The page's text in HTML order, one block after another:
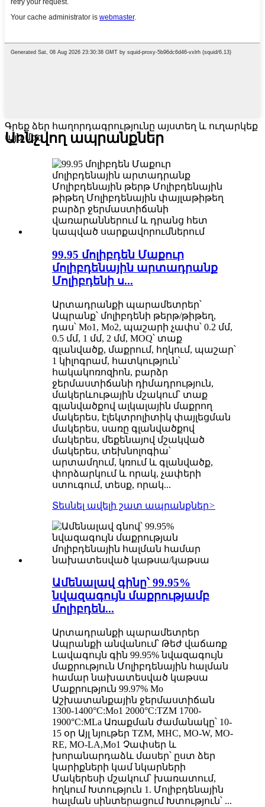
Գրեք ձեր հաղորդագրությունը այստեղ և ուղարկեք
այն մեզ
Առնչվող ապրանքներ
99.95 մոլիբդեն Մաքուր
մոլիբդենային արտադրանք
Մոլիբդենի ս...
Արտադրանքի պարամետրեր՝
Ապրանք՝ մոլիբդենի թերթ/թիթեղ,
դաս՝ Mo1, Mo2, պաշարի չափս՝ 0.2 մմ,
0.5 մմ, 1 մմ, 2 մմ, MOQ՝ տաք
գլանվածք, մաքրում, հղկում, պաշար՝
1 կիլոգրամ, հատկություն՝
հակակոռոզիոն, բարձր
ջերմաստիճանի դիմադրություն,
մակերևութային մշակում՝ տաք
գլանվածքով ալկալային մաքրող
մակերես, էլեկտրոլիտիկ փայլեցման
մակերես, սառը գլանվածքով
մակերես, մեքենայով մշակված
մակերես, տեխնոլոգիա՝
արտամղում, կռում և գլանվածք,
փորձարկում և որակ, չափերի
ստուգում, տեսք, որակ...
Տեսնել ավելի շատ ապրանքներ>
Ամենալավ գինը՝ 99.95%
նվազագույն մաքրությամբ
մոլիբդեն...
Արտադրանքի պարամետրեր
Ապրանքի անվանում՝ Թեժ վաճառք
Լավագույն գին 99.95% նվազագույն
մաքրություն Մոլիբդենային հալման
համար նախատեսված կաթսա
Մաքրություն 99.97% Mo
Աշխատանքային ջերմաստիճան
1300-1400°C:Mo1 2000°C:TZM 1700-
1900°C:MLa Առաքման ժամանակը՝ 10-
15 օր Այլ նյութեր TZM, MHC, MO-W, MO-
RE, MO-LA,Mo1 Չափսեր և
խորանարդաձև մասեր՝ ըստ ձեր
կարիքների կամ նկարների
Մակերեսի մշակում՝ խառատում,
հղկում Խտություն 1. Մոլիբդենային
հալման սինտերացում Խտություն՝ ...